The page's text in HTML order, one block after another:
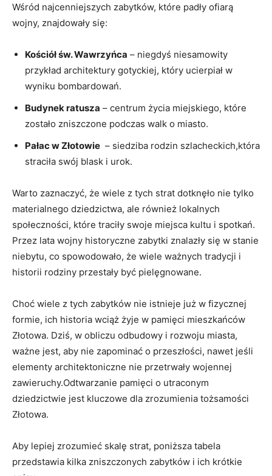
Wśród najcenniejszych​ zabytków, które padły ofiarą
wojny, znajdowały‍ się:
Kościół ⁢św. Wawrzyńca –⁣ niegdyś⁣ niesamowity
przykład⁢ architektury gotyckiej, który ucierpiał w
wyniku bombardowań.
Budynek ratusza ⁢– centrum życia miejskiego, ​które
zostało zniszczone podczas walk o ⁤miasto.
Pałac⁣ w ​Złotowie ‌ – siedziba rodzin⁤ szlacheckich,która⁢
straciła swój ‌blask i ​urok.
Warto zaznaczyć, że wiele z ⁤tych ‍strat ⁤dotknęło nie tylko
materialnego dziedzictwa, ale również lokalnych
społeczności, które traciły swoje miejsca kultu i spotkań. ​
Przez lata wojny historyczne zabytki znalazły się w stanie
niebytu, co spowodowało, że wiele ‍ważnych tradycji​ i
⁣historii‌ rodziny przestały⁣ być pielęgnowane.
Choć‍ wiele z ⁤tych zabytków nie ​istnieje już w fizycznej‌
formie, ich⁢ historia wciąż żyje w pamięci mieszkańców
Złotowa. Dziś, w ⁤obliczu odbudowy i rozwoju miasta,
‌ważne jest, aby nie zapominać​ o⁢ przeszłości, ⁢nawet jeśli‌
elementy architektoniczne nie przetrwały wojennej
zawieruchy.Odtwarzanie pamięci ​o utraconym
‍dziedzictwie jest kluczowe dla zrozumienia tożsamości
Złotowa.
Aby lepiej zrozumieć skalę strat, poniższa tabela
przedstawia kilka zniszczonych⁣ zabytków i ich krótkie